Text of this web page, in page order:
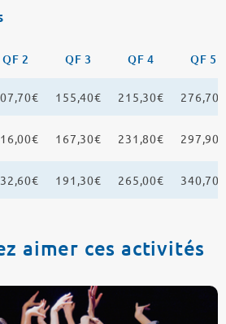
QF 2 QF 3 QF 4 QF 5
155,40€ 215,30€ 276,70€
167,30€ 231,80€ 297,90€
191,30€ 265,00€ 340,70€
aimer ces activités